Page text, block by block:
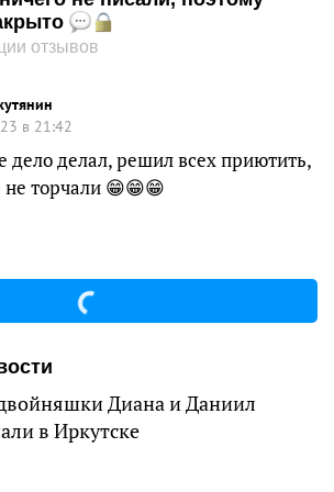
отзывов
в 21:42
дело делал, решил всех приютить,
торчали 😁😁😁
Диана и Даниил
в Иркутске